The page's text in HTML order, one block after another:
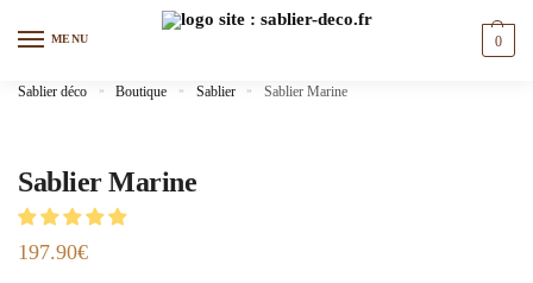
MENU 0
Sablier déco » Boutique » Sablier » Sablier Marine
Sablier Marine
197.90€